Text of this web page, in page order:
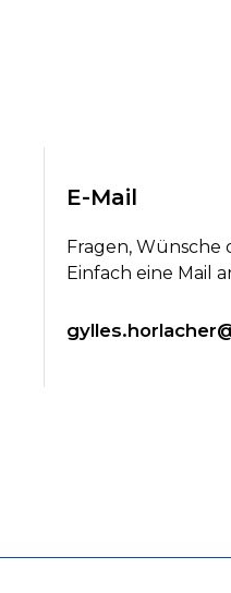
E-Mail
Fragen, Wünsche
Einfach eine Mail